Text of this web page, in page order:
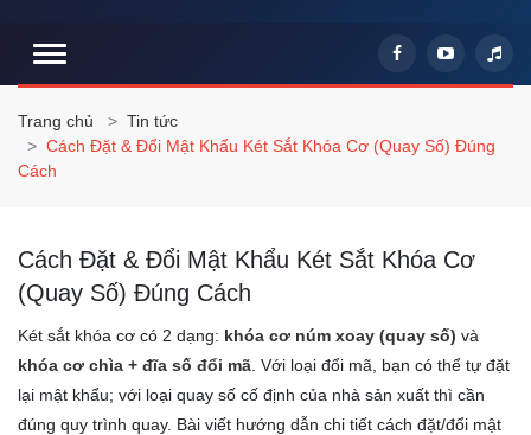
Trang chủ
Tin tức
Cách Đặt & Đổi Mật Khẩu Két Sắt Khóa Cơ (Quay Số) Đúng
Cách
Cách Đặt & Đổi Mật Khẩu Két Sắt Khóa Cơ
(Quay Số) Đúng Cách
Két sắt khóa cơ có 2 dạng: khóa cơ núm xoay (quay số) và
khóa cơ chìa + đĩa số đổi mã . Với loại đổi mã, bạn có thể tự đặt
lại mật khẩu; với loại quay số cố định của nhà sản xuất thì cần
đúng quy trình quay. Bài viết hướng dẫn chi tiết cách đặt/đổi mật